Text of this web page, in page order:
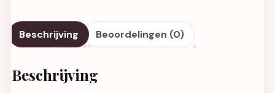
Beschrijving Beoordelingen (0)
Beschrijving